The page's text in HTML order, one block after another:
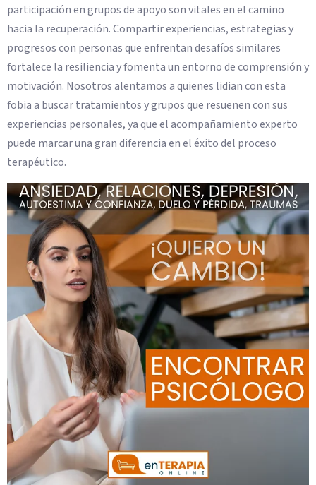
participación en grupos de apoyo son vitales en el camino
hacia la recuperación. Compartir experiencias, estrategias y
progresos con personas que enfrentan desafíos similares
fortalece la resiliencia y fomenta un entorno de comprensión y
motivación. Nosotros alentamos a quienes lidian con esta
fobia a buscar tratamientos y grupos que resuenen con sus
experiencias personales, ya que el acompañamiento experto
puede marcar una gran diferencia en el éxito del proceso
terapéutico.